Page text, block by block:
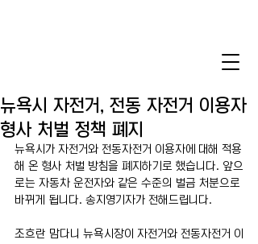
뉴욕시 자전거, 전동 자전거 이용자
형사 처벌 정책 폐지
뉴욕시가 자전거와 전동자전거 이용자에 대해 적용
해 온 형사 처벌 방침을 폐지하기로 했습니다. 앞으
로는 자동차 운전자와 같은 수준의 벌금 처분으로
바뀌게 됩니다. 송지영기자가 전해드립니다.
조흐란 맘다니 뉴욕시장이 자전거와 전동자전거 이